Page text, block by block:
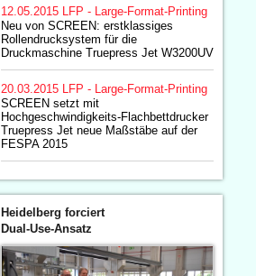
12.05.2015
LFP - Large-Format-Printing
Neu von SCREEN: erstklassiges
Rollendrucksystem für die
Druckmaschine Truepress Jet W3200UV
20.03.2015
LFP - Large-Format-Printing
SCREEN setzt mit
Hochgeschwindigkeits-Flachbettdrucker
Truepress Jet neue Maßstäbe auf der
FESPA 2015
Heidelberg forciert
Dual-Use-Ansatz